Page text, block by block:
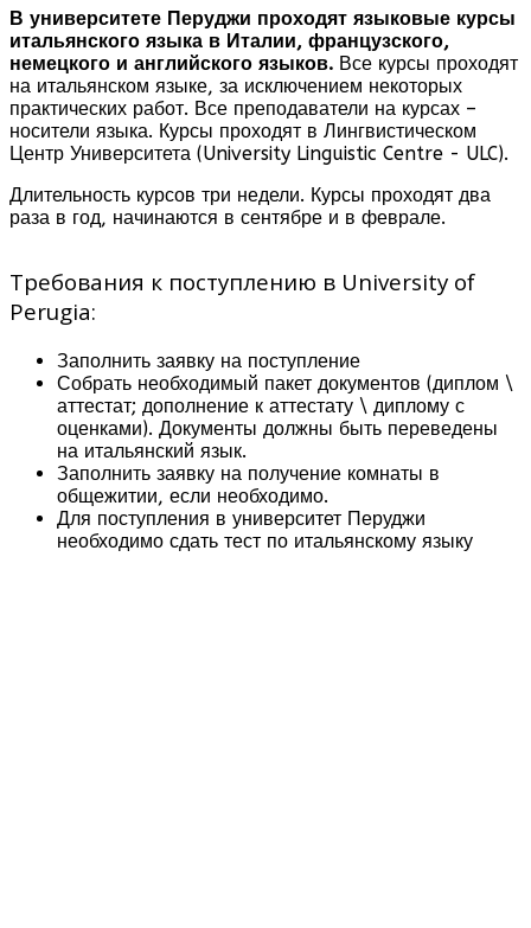
В университете Перуджи проходят языковые курсы
итальянского языка в Италии, французского,
немецкого и английского языков. Все курсы проходят
на итальянском языке, за исключением некоторых
практических работ. Все преподаватели на курсах –
носители языка. Курсы проходят в Лингвистическом
Центр Университета (University Linguistic Centre - ULC).
Длительность курсов три недели. Курсы проходят два
раза в год, начинаются в сентябре и в феврале.
Требования к поступлению в University of
Perugia:
Заполнить заявку на поступление
Собрать необходимый пакет документов (диплом \
аттестат; дополнение к аттестату \ диплому с
оценками). Документы должны быть переведены
на итальянский язык.
Заполнить заявку на получение комнаты в
общежитии, если необходимо.
Для поступления в университет Перуджи
необходимо сдать тест по итальянскому языку